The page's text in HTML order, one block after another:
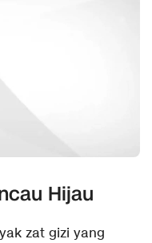
Hijau
zat gizi yang